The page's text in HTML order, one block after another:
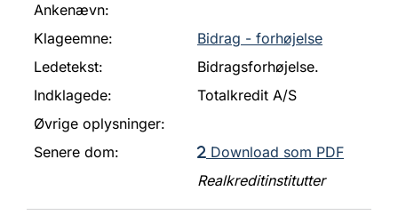
Ankenævn:
Klageemne:
Bidrag - forhøjelse
Ledetekst:
Bidragsforhøjelse.
Indklagede:
Totalkredit A/S
Øvrige oplysninger:
Senere dom:
Download som PDF
Realkreditinstitutter